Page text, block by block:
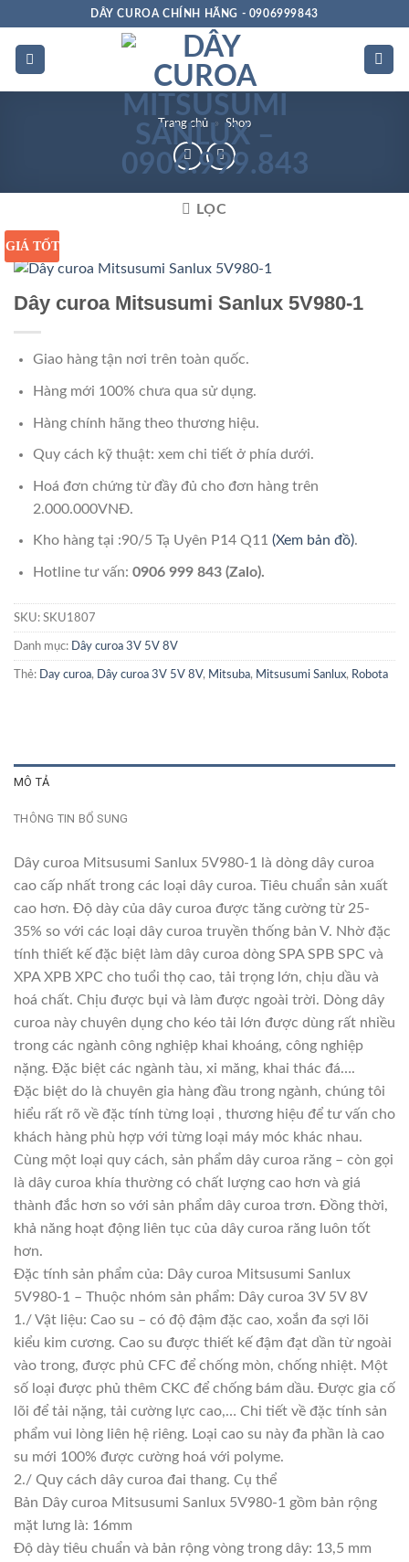
dung
DÂY CUROA CHÍNH HÃNG - 0906999843
Trang chủ » Shop
LỌC
GIÁ TỐT
Dây curoa Mitsusumi Sanlux 5V980-1
Giao hàng tận nơi trên toàn quốc.
Hàng mới 100% chưa qua sử dụng.
Hàng chính hãng theo thương hiệu.
Quy cách kỹ thuật: xem chi tiết ở phía dưới.
Hoá đơn chứng từ đầy đủ cho đơn hàng trên
2.000.000VNĐ.
Kho hàng tại :90/5 Tạ Uyên P14 Q11 (Xem bản đồ).
Hotline tư vấn: 0906 999 843 (Zalo).
SKU: SKU1807
Danh mục: Dây curoa 3V 5V 8V
Thẻ: Day curoa, Dây curoa 3V 5V 8V, Mitsuba, Mitsusumi Sanlux, Robota
MÔ TẢ
THÔNG TIN BỔ SUNG
Dây curoa Mitsusumi Sanlux 5V980-1 là dòng dây curoa
cao cấp nhất trong các loại dây curoa. Tiêu chuẩn sản xuất
cao hơn. Độ dày của dây curoa được tăng cường từ 25-
35% so với các loại dây curoa truyền thống bản V. Nhờ đặc
tính thiết kế đặc biệt làm dây curoa dòng SPA SPB SPC và
XPA XPB XPC cho tuổi thọ cao, tải trọng lớn, chịu dầu và
hoá chất. Chịu được bụi và làm được ngoài trời. Dòng dây
curoa này chuyên dụng cho kéo tải lớn được dùng rất nhiều
trong các ngành công nghiệp khai khoáng, công nghiệp
nặng. Đặc biệt các ngành tàu, xi măng, khai thác đá….
Đặc biệt do là chuyên gia hàng đầu trong ngành, chúng tôi
hiểu rất rõ về đặc tính từng loại , thương hiệu để tư vấn cho
khách hàng phù hợp với từng loại máy móc khác nhau.
Cùng một loại quy cách, sản phẩm dây curoa răng – còn gọi
là dây curoa khía thường có chất lượng cao hơn và giá
thành đắc hơn so với sản phẩm dây curoa trơn. Đồng thời,
khả năng hoạt động liên tục của dây curoa răng luôn tốt
hơn.
Đặc tính sản phẩm của: Dây curoa Mitsusumi Sanlux
5V980-1 – Thuộc nhóm sản phẩm: Dây curoa 3V 5V 8V
1./ Vật liệu: Cao su – có độ đậm đặc cao, xoắn đa sợi lõi
kiểu kim cương. Cao su được thiết kế đậm đạt dần từ ngoài
vào trong, được phủ CFC để chống mòn, chống nhiệt. Một
số loại được phủ thêm CKC để chống bám dầu. Được gia cố
lõi để tải nặng, tải cường lực cao,… Chi tiết về đặc tính sản
phẩm vui lòng liên hệ riêng. Loại cao su này đa phần là cao
su mới 100% được cường hoá với polyme.
2./ Quy cách dây curoa đai thang. Cụ thể
Bản Dây curoa Mitsusumi Sanlux 5V980-1 gồm bản rộng
mặt lưng là: 16mm
Độ dày tiêu chuẩn và bản rộng vòng trong dây: 13,5 mm